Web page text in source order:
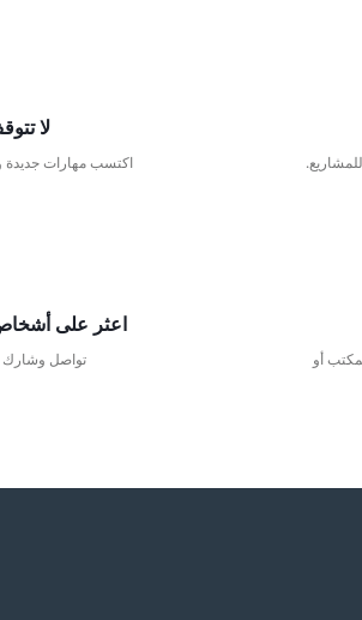
لا
اكتسب مهارات جديدة
أو
اعثر على
تواصل وشارك